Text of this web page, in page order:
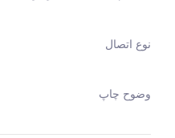
نوع اتصال
وضوح چاپ